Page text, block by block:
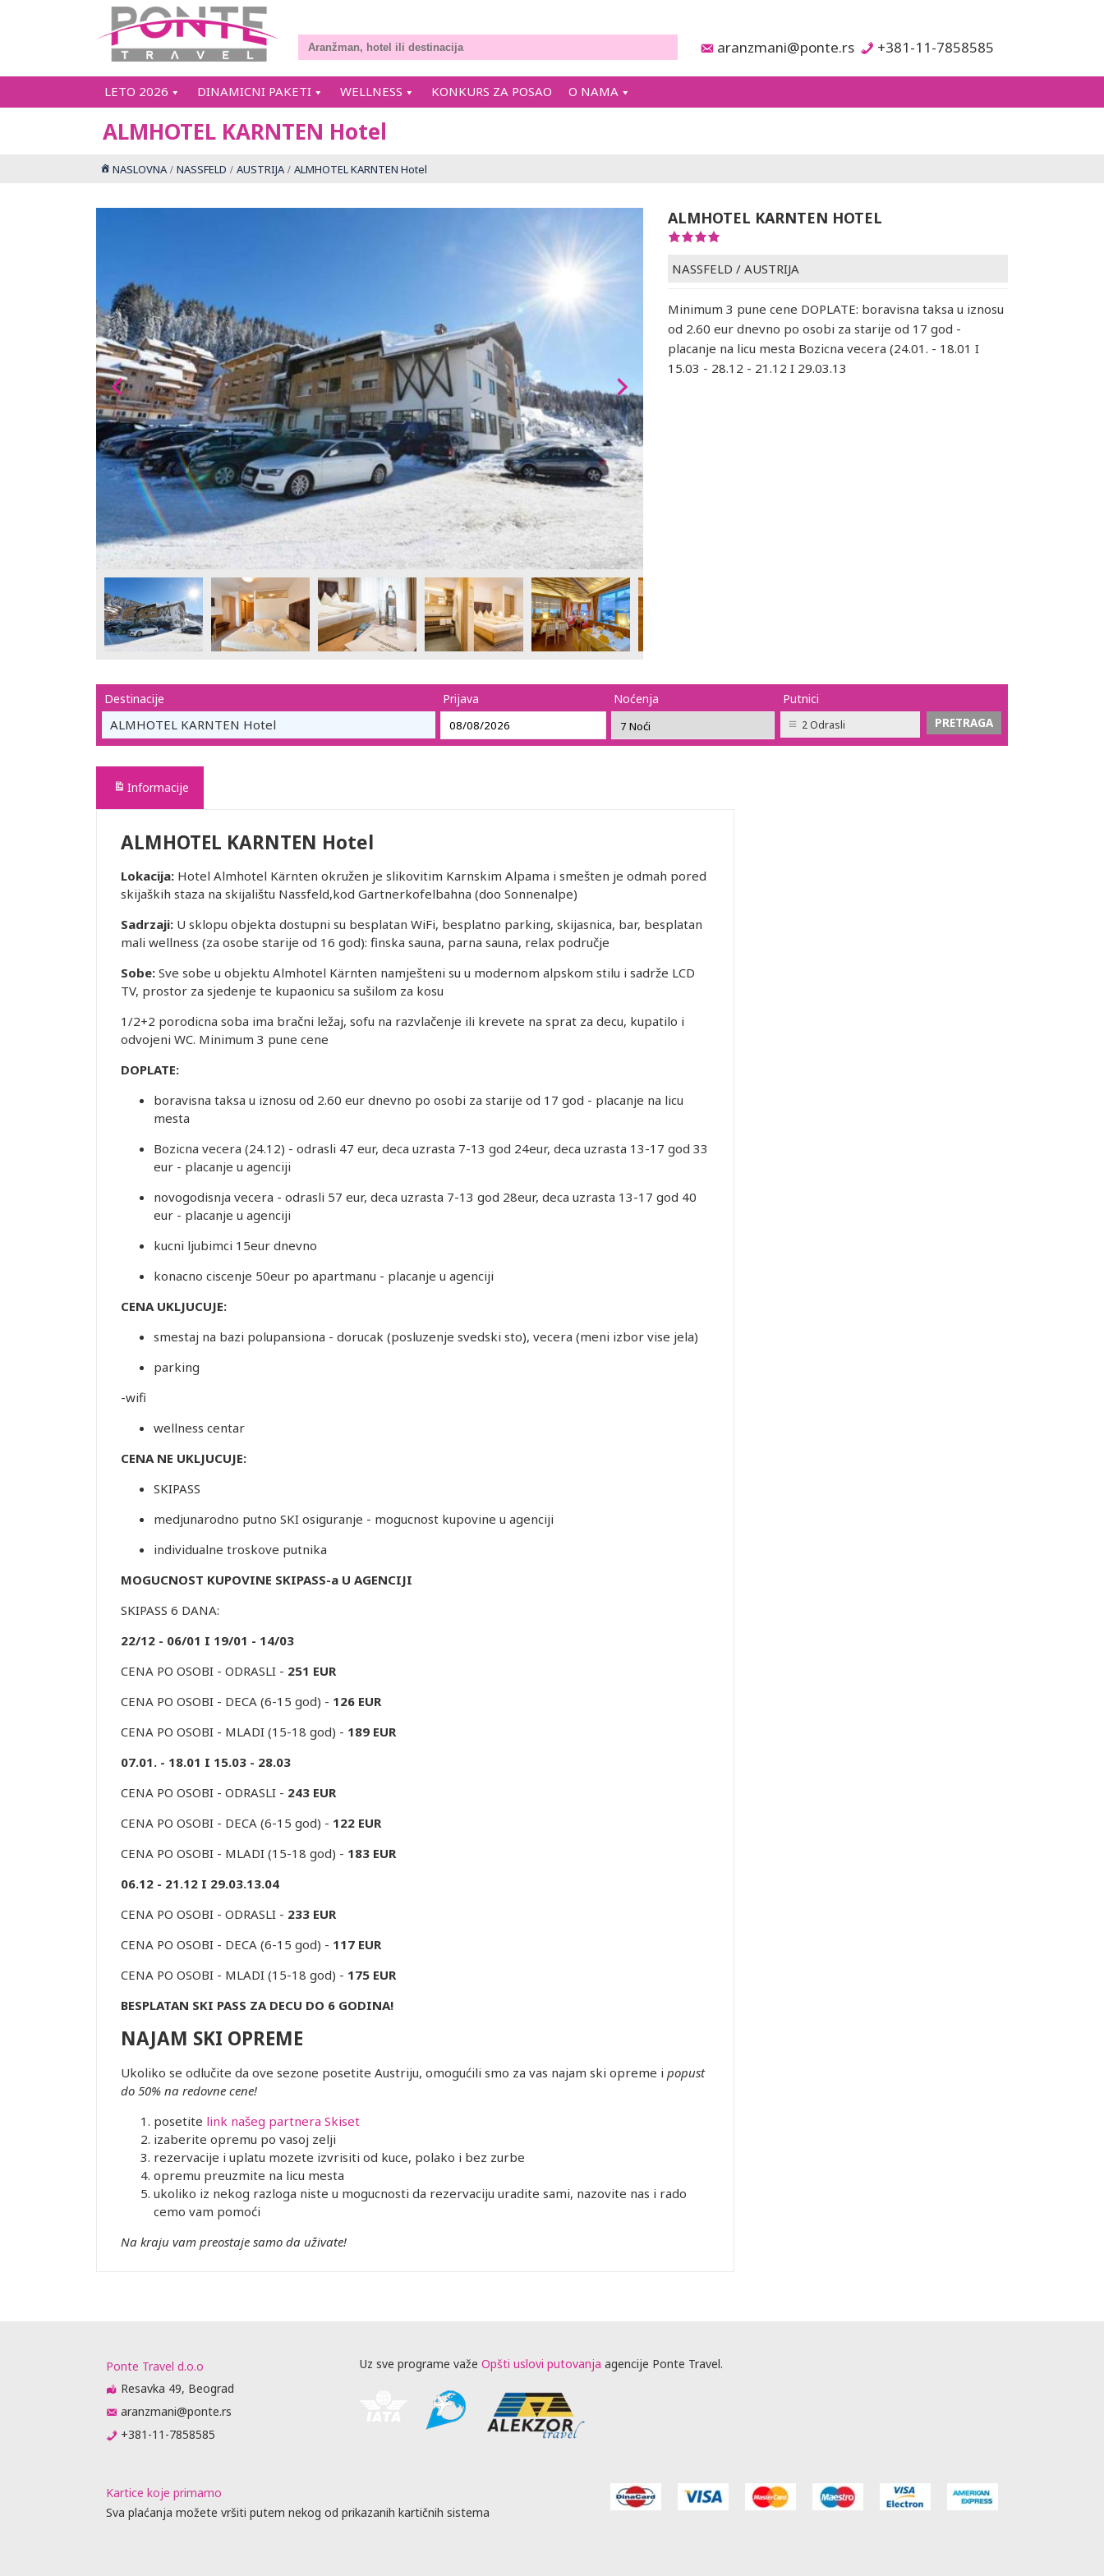
aranzmani@ponte.rs +381-11-7858585
LETO 2026 DINAMICNI PAKETI WELLNESS KONKURS ZA POSAO O NAMA
ALMHOTEL KARNTEN Hotel
NASLOVNA NASSFELD AUSTRIJA ALMHOTEL KARNTEN Hotel
ALMHOTEL KARNTEN HOTEL
NASSFELD / AUSTRIJA
Minimum 3 pune cene DOPLATE: boravisna taksa u iznosu
od 2.60 eur dnevno po osobi za starije od 17 god -
placanje na licu mesta Bozicna vecera (24.01. - 18.01 I
15.03 - 28.12 - 21.12 I 29.03.13
Destinacije
ALMHOTEL KARNTEN Hotel
Prijava Noćenja Putnici
2 Odrasli
Informacije
ALMHOTEL KARNTEN Hotel
Lokacija: Hotel Almhotel Kärnten okružen je slikovitim Karnskim Alpama i smešten je odmah pored
skijaških staza na skijalištu Nassfeld,kod Gartnerkofelbahna (doo Sonnenalpe)
Sadrzaji: U sklopu objekta dostupni su besplatan WiFi, besplatno parking, skijasnica, bar, besplatan
mali wellness (za osobe starije od 16 god): finska sauna, parna sauna, relax područje
Sobe: Sve sobe u objektu Almhotel Kärnten namješteni su u modernom alpskom stilu i sadrže LCD
TV, prostor za sjedenje te kupaonicu sa sušilom za kosu
1/2+2 porodicna soba ima bračni ležaj, sofu na razvlačenje ili krevete na sprat za decu, kupatilo i
odvojeni WC. Minimum 3 pune cene
DOPLATE:
boravisna taksa u iznosu od 2.60 eur dnevno po osobi za starije od 17 god - placanje na licu
mesta
Bozicna vecera (24.12) - odrasli 47 eur, deca uzrasta 7-13 god 24eur, deca uzrasta 13-17 god 33
eur - placanje u agenciji
novogodisnja vecera - odrasli 57 eur, deca uzrasta 7-13 god 28eur, deca uzrasta 13-17 god 40
eur - placanje u agenciji
kucni ljubimci 15eur dnevno
konacno ciscenje 50eur po apartmanu - placanje u agenciji
CENA UKLJUCUJE:
smestaj na bazi polupansiona - dorucak (posluzenje svedski sto), vecera (meni izbor vise jela)
parking
-wifi
wellness centar
CENA NE UKLJUCUJE:
SKIPASS
medjunarodno putno SKI osiguranje - mogucnost kupovine u agenciji
individualne troskove putnika
MOGUCNOST KUPOVINE SKIPASS-a U AGENCIJI
SKIPASS 6 DANA:
22/12 - 06/01 I 19/01 - 14/03
CENA PO OSOBI - ODRASLI - 251 EUR
CENA PO OSOBI - DECA (6-15 god) - 126 EUR
CENA PO OSOBI - MLADI (15-18 god) - 189 EUR
07.01. - 18.01 I 15.03 - 28.03
CENA PO OSOBI - ODRASLI - 243 EUR
CENA PO OSOBI - DECA (6-15 god) - 122 EUR
CENA PO OSOBI - MLADI (15-18 god) - 183 EUR
06.12 - 21.12 I 29.03.13.04
CENA PO OSOBI - ODRASLI - 233 EUR
CENA PO OSOBI - DECA (6-15 god) - 117 EUR
CENA PO OSOBI - MLADI (15-18 god) - 175 EUR
BESPLATAN SKI PASS ZA DECU DO 6 GODINA!
NAJAM SKI OPREME
Ukoliko se odlučite da ove sezone posetite Austriju, omogućili smo za vas najam ski opreme i popust
do 50% na redovne cene!
posetite link našeg partnera Skiset
izaberite opremu po vasoj zelji
rezervacije i uplatu mozete izvrisiti od kuce, polako i bez zurbe
opremu preuzmite na licu mesta
ukoliko iz nekog razloga niste u mogucnosti da rezervaciju uradite sami, nazovite nas i rado
cemo vam pomoći
Na kraju vam preostaje samo da uživate!
Ponte Travel d.o.o
Resavka 49, Beograd
aranzmani@ponte.rs
+381-11-7858585
Uz sve programe važe Opšti uslovi putovanja agencije Ponte Travel.
Kartice koje primamo
Sva plaćanja možete vršiti putem nekog od prikazanih kartičnih sistema